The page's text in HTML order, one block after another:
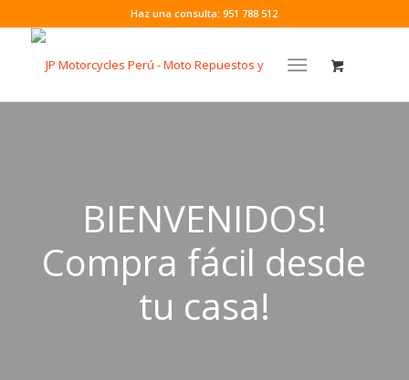
Haz una consulta: 951 788 512
BIENVENIDOS!
Compra fácil desde
tu casa!